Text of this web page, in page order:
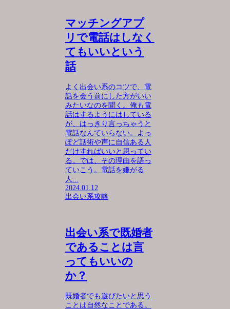
マッチングアプ
リで電話はしなく
てもいいという
話
よく出会い系のコツで、電
話を会う前にした方がいい
みたいなのを聞く。俺も電
話はするようにはしている
が、はっきり言っちゃうと
電話なんていらない。よっ
ぽど話術や声に自信ある人
だけすればいいと思ってい
る。では、その理由を語っ
ていこう。電話を嫌がる
人...
2024.01.12
出会い系攻略
出会い系で既婚者
であることは言
ってもいいの
か？
既婚者でも遊びたいと思う
ことは自然なことである。